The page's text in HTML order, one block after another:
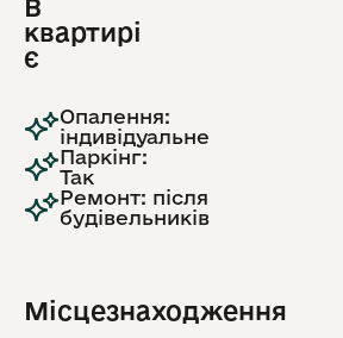
В
квартирі
є
Опалення:
індивідуальне
Паркінг:
Так
Ремонт: після
будівельників
Місцезнаходження